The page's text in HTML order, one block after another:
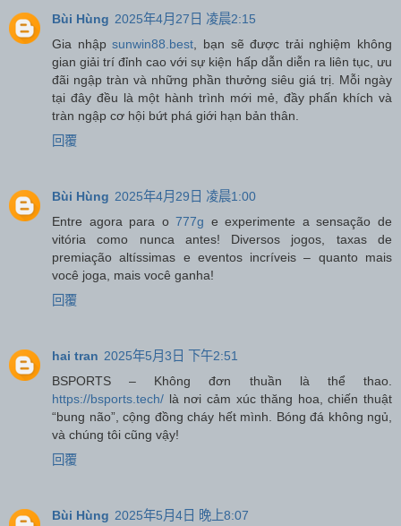
Bùi Hùng 2025年4月27日 凌晨2:15
Gia nhậpsunwin88.best , bạn sẽ được trải nghiệm không
gian giải trí đỉnh cao với sự kiện hấp dẫn diễn ra liên tục, ưu
đãi ngập tràn và những phần thưởng siêu giá trị. Mỗi ngày
tại đây đều là một hành trình mới mẻ, đầy phấn khích và
tràn ngập cơ hội bứt phá giới hạn bản thân.
回覆
Bùi Hùng 2025年4月29日 凌晨1:00
Entre agora para o777g e experimente a sensação de
vitória como nunca antes! Diversos jogos, taxas de
premiação altíssimas e eventos incríveis – quanto mais
você joga, mais você ganha!
回覆
hai tran 2025年5月3日 下午2:51
BSPORTS – Không đơn thuần là thể thao.
https://bsports.tech/ là nơi cảm xúc thăng hoa, chiến thuật
“bung não”, cộng đồng cháy hết mình. Bóng đá không ngủ,
và chúng tôi cũng vậy!
回覆
Bùi Hùng 2025年5月4日 晚上8:07